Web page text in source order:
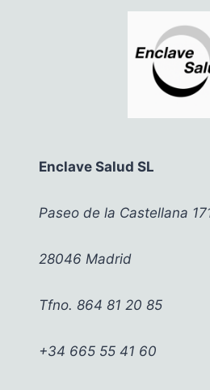
Enclave Salud SL
Paseo de la Castellana
28046 Madrid
Tfno. 864 81 20 85
+34 665 55 41 60